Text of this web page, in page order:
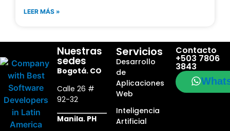
LEER MÁS »
Nuestras
sedes
Bogotá. CO
Calle 26 #
92-32
Manila. PH
Servicios
Desarrollo
de
Aplicaciones
Web
Inteligencia
Artificial
Contacto
+503 7806
3843